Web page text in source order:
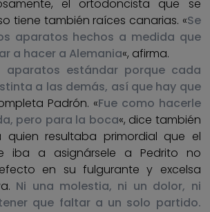
el ortodoncista que se
tiene también raíces canarias. «Se
aparatos hechos a medida que
a hacer a Alemania«, afirma.
aparatos estándar porque cada
a las demás, así que hay que
Padrón. «Fue como hacerle
pero para la boca«, dice también
quien resultaba primordial que el
iba a asignársele a Pedrito no
en su fulgurante y excelsa
Ni una molestia, ni un dolor, ni
que faltar a un solo partido.